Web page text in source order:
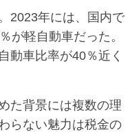
2023年には、国内で
が軽自動車だった。
動車比率が40％近く
た背景には複数の理
らない魅力は税金の